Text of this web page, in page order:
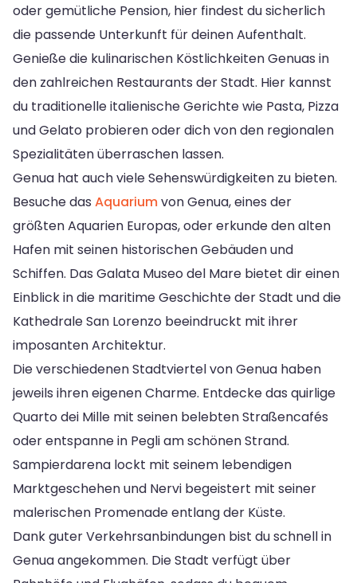
oder gemütliche Pension, hier findest du sicherlich
die passende Unterkunft für deinen Aufenthalt.
Genieße die kulinarischen Köstlichkeiten Genuas in
den zahlreichen Restaurants der Stadt. Hier kannst
du traditionelle italienische Gerichte wie Pasta, Pizza
und Gelato probieren oder dich von den regionalen
Spezialitäten überraschen lassen.
Genua hat auch viele Sehenswürdigkeiten zu bieten.
Besuche das Aquariumvon Genua, eines der
größten Aquarien Europas, oder erkunde den alten
Hafen mit seinen historischen Gebäuden und
Schiffen. Das Galata Museo del Mare bietet dir einen
Einblick in die maritime Geschichte der Stadt und die
Kathedrale San Lorenzo beeindruckt mit ihrer
imposanten Architektur.
Die verschiedenen Stadtviertel von Genua haben
jeweils ihren eigenen Charme. Entdecke das quirlige
Quarto dei Mille mit seinen belebten Straßencafés
oder entspanne in Pegli am schönen Strand.
Sampierdarena lockt mit seinem lebendigen
Marktgeschehen und Nervi begeistert mit seiner
malerischen Promenade entlang der Küste.
Dank guter Verkehrsanbindungen bist du schnell in
Genua angekommen. Die Stadt verfügt über